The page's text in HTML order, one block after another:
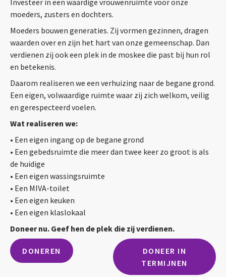
moeders, zusters en dochters.
Moeders bouwen generaties. Zij vormen gezinnen, dragen
waarden over en zijn het hart van onze gemeenschap. Dan
verdienen zij ook een plek in de moskee die past bij hun rol
en betekenis.
Daarom realiseren we een verhuizing naar de begane grond.
Een eigen, volwaardige ruimte waar zij zich welkom, veilig
en gerespecteerd voelen.
Wat realiseren we:
• Een eigen ingang op de begane grond
• Een gebedsruimte die meer dan twee keer zo groot is als
de huidige
• Een eigen wassingsruimte
• Een MIVA-toilet
• Een eigen keuken
• Een eigen klaslokaal
Doneer nu. Geef hen de plek die zij verdienen.
DONEREN
DONEER IN
TERMIJNEN